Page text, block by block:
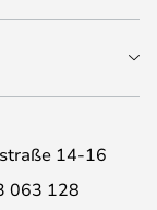
14-16
063 128